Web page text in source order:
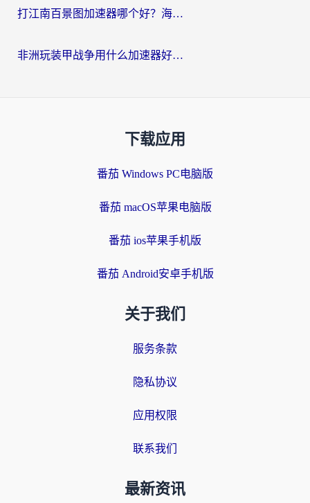
打江南百景图加速器哪个好？海外党踩坑N次后，终于找到不卡的秘诀
非洲玩装甲战争用什么加速器好？海外党亲测有效的国服游戏加速方案
下载应用
番茄 Windows PC电脑版
番茄 macOS苹果电脑版
番茄 ios苹果手机版
番茄 Android安卓手机版
关于我们
服务条款
隐私协议
应用权限
联系我们
最新资讯